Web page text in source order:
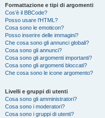
Formattazione e tipi di argomenti
Cos’è il BBCode?
Posso usare l’HTML?
Cosa sono le emoticon?
Posso inserire delle immagini?
Che cosa sono gli annunci globali?
Cosa sono gli annunci?
Cosa sono gli argomenti importanti?
Cosa sono gli argomenti bloccati?
Che cosa sono le icone argomento?
Livelli e gruppi di utenti
Cosa sono gli amministratori?
Cosa sono i moderatori?
Cosa sono i gruppi di utenti?